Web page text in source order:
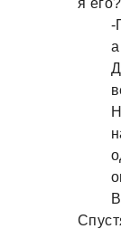
я
-